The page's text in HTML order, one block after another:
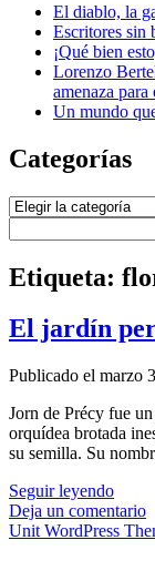
El diablo, la
Escritores sin
¡Qué bien
Lorenzo
amenaza
Un mundo
Categorías
Categorías
Etiqueta:
El jardín
Publicado el marzo
Jorn de Précy fue
orquídea brotada
su semilla. Su
Seguir leyendoEl
jardín
Deja un comentario
Unit WordPress